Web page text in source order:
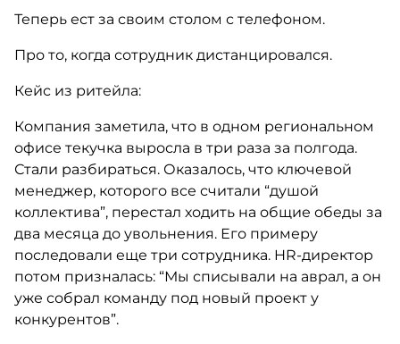
Теперь ест за своим столом с телефоном.
Про то, когда сотрудник дистанцировался.
Кейс из ритейла:
Компания заметила, что в одном региональном
офисе текучка выросла в три раза за полгода.
Стали разбираться. Оказалось, что ключевой
менеджер, которого все считали “душой
коллектива”, перестал ходить на общие обеды за
два месяца до увольнения. Его примеру
последовали еще три сотрудника. HR-директор
потом призналась: “Мы списывали на аврал, а он
уже собрал команду под новый проект у
конкурентов”.